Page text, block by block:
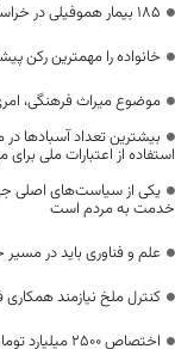
۱۸۵ بیمار هموفیلی در خراسان جنوبی تحت پوشش خدمات بیمه سلامت قرار دارند
خانواده را مهمترین رکن
موضوع میراث فرهنگی،
بیشترین تعداد آسبادها
استفاده از اعتبارات ملی
یکی از سیاست‌های اصلی
خدمت به مردم است
علم و فناوری باید در
کنترل ملخ نیازمند
اختصاص 2500 میلیارد تومان برای توسعه راه‌های دوبانده خراسان جنوبی